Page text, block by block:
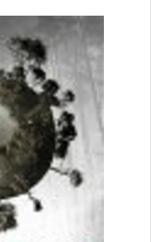
） 出演
（2017） 出演
トと魔法使いの旅
） 出演
（2014） 出演
破計画 （2013）＜未＞
イル